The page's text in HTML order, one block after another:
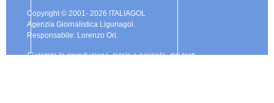
Copyright © 2001- 2026 ITALIAGOL
Agenzia Giornalistica Liguriagol.
Responsabile: Lorenzo Ori.
E' vietata la riproduzione, totale o parziale, dei testi